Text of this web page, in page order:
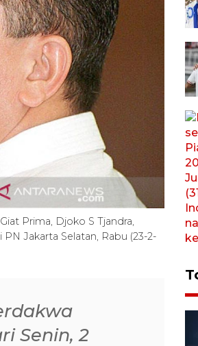
Prima, Djoko S Tjandra,
Jakarta Selatan, Rabu (23-2-
Senin, 2